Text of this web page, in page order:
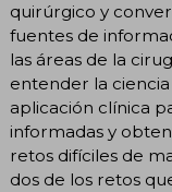
quirúrgico y
fuentes de
las áreas de la
entender la
aplicación clínica
informadas y
retos difíciles de
dos de los retos